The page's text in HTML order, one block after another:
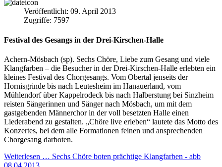
Veröffentlicht: 09. April 2013
Zugriffe: 7597
Festival des Gesangs in der Drei-Kirschen-Halle
Achern-Mösbach (sp). Sechs Chöre, Liebe zum Gesang und viele
Klangfarben – die Besucher in der Drei-Kirschen-Halle erlebten ein
kleines Festival des Chorgesangs. Vom Obertal jenseits der
Hornisgrinde bis nach Leutesheim im Hanauerland, vom
Mühlendorf über Kappelrodeck bis nach Halberstung bei Sinzheim
reisten Sängerinnen und Sänger nach Mösbach, um mit dem
gastgebenden Männerchor in der voll besetzten Halle einen
Liederabend zu gestalten. „Chöre live erleben“ lautete das Motto des
Konzertes, bei dem alle Formationen feinen und ansprechenden
Chorgesang darboten.
Weiterlesen … Sechs Chöre boten prächtige Klangfarben - abb
08.04.2013